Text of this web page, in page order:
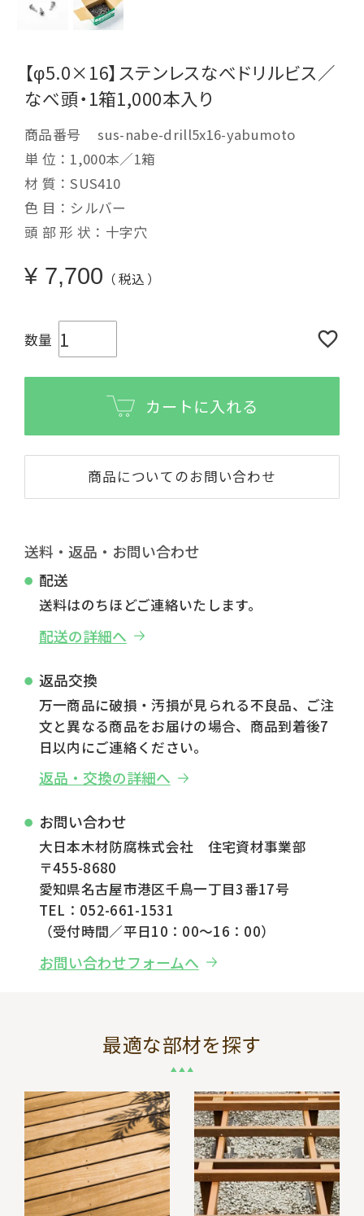
【φ5.0×16】ステンレスなべドリルビス／
なべ頭・1箱1,000本入り
商品番号
sus-nabe-drill5x16-yabumoto
単 位：1,000本／1箱
材 質：SUS410
色 目：シルバー
頭 部 形 状：十字穴
¥ 7,700 税込
カートに入れる
商品についてのお問い合わせ
送料・返品・お問い合わせ
配送
送料はのちほどご連絡いたします。
配送の詳細へ
返品交換
万一商品に破損・汚損が見られる不良品、ご注
文と異なる商品をお届けの場合、商品到着後7
日以内にご連絡ください。
返品・交換の詳細へ
お問い合わせ
大日本木材防腐株式会社 住宅資材事業部
〒455-8680
愛知県名古屋市港区千鳥一丁目3番17号
TEL：052-661-1531
（受付時間／平日10：00～16：00）
お問い合わせフォームへ
最適な部材を探す